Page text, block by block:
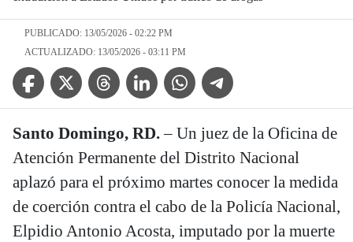
PUBLICADO: 13/05/2026 - 02:22 PM
ACTUALIZADO: 13/05/2026 - 03:11 PM
Facebook IconTwitter IconThreads IconLinkedin IconWhatsApp IconTelegram Icon
Santo Domingo, RD.– Un juez de la Oficina de
Atención Permanente del Distrito Nacional
aplazó para el próximo martes conocer la medida
de coerción contra el cabo de la Policía Nacional,
Elpidio Antonio Acosta, imputado por la muerte